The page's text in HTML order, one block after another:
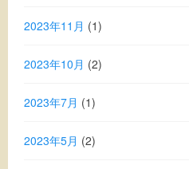
2023年11月 (1)
2023年10月 (2)
2023年7月 (1)
2023年5月 (2)